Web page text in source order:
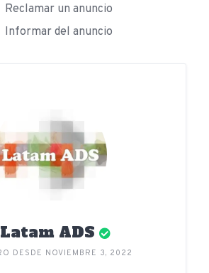
Reclamar un anuncio
Informar del anuncio
Latam ADS
DESDE NOVIEMBRE 3, 2022